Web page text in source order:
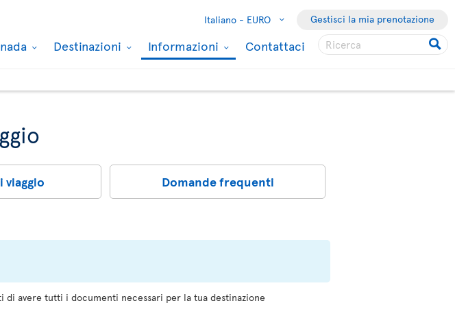
Italiano - EURO Gestisci la mia prenotazione
Destinazioni Informazioni Contattaci
viaggio Domande frequenti
di avere tutti i documenti necessari per la tua destinazione